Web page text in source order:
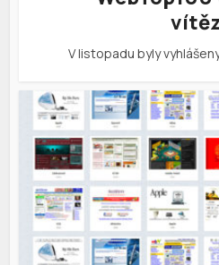
V listopadu byly